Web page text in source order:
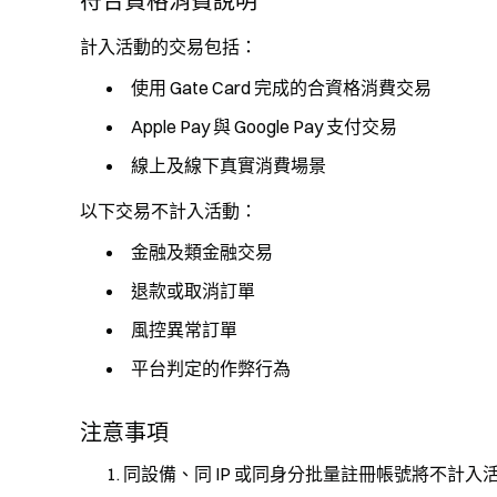
計入活動的交易包括：
使用 Gate Card 完成的合資格消費交易
Apple Pay 與 Google Pay 支付交易
線上及線下真實消費場景
以下交易不計入活動：
金融及類金融交易
退款或取消訂單
風控異常訂單
平台判定的作弊行為
注意事項
同設備、同 IP 或同身分批量註冊帳號將不計入